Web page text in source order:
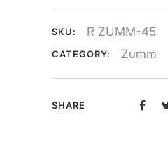
SKU: R ZUMM-45
CATEGORY: Zumm
SHARE